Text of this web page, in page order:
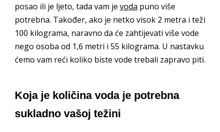
posao ili je ljeto, tada vam je voda puno više
potrebna. Također, ako je netko visok 2 metra i teži
100 kilograma, naravno da će zahtijevati više vode
nego osoba od 1,6 metri i 55 kilograma. U nastavku
ćemo vam reći koliko biste vode trebali zapravo piti.
Koja je količina voda je potrebna
sukladno vašoj težini